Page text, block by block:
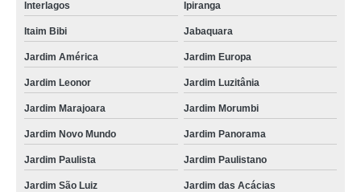
mobiliários técnicos cco Aclimação
mobiliário técnico salas de controle Vila Andrade
onde tem mobiliário técnico salas de controle Santo André
onde acho mobiliário técnico de monitoramento Parque do Carmo
mobiliário técnico laboratório Socorro
mobiliário técnico para sala de operação Manaus
Interlagos Ipiranga
Itaim Bibi Jabaquara
Jardim América Jardim Europa
Jardim Leonor Jardim Luzitânia
Jardim Marajoara Jardim Morumbi
Jardim Novo Mundo Jardim Panorama
Jardim Paulista Jardim Paulistano
Jardim São Luiz Jardim das Acácias